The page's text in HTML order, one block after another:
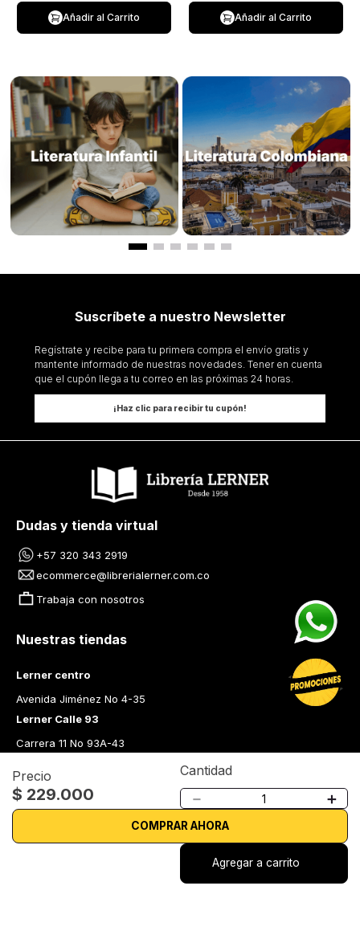
Precio
$ 229.000
Cantidad
＋
－
COMPRAR AHORA
Agregar a carrito
Añadir al Carrito Añadir al Carrito
Suscríbete a nuestro Newsletter
Regístrate y recibe para tu primera compra el envío gratis y
mantente informado de nuestras novedades. Tener en cuenta
que el cupón llega a tu correo en las próximas 24 horas.
¡Haz clic para recibir tu cupón!
Dudas y tienda virtual
+57 320 343 2919
ecommerce@librerialerner.com.co
Trabaja con nosotros
Nuestras tiendas
Lerner centro
Avenida Jiménez No 4-35
Lerner Calle 93
Carrera 11 No 93A-43
Carrera 43 A No. 05 A - 113 Local 103 Edificio One Plaza PH
Medellín Colombia
Librería Lerner - Comprar libros en Colombia